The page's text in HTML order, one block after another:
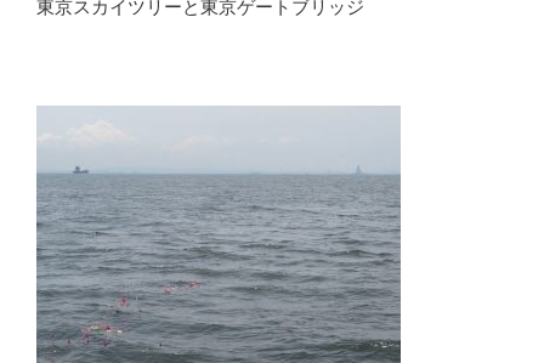
東京スカイツリーと東京ゲートブリッジ